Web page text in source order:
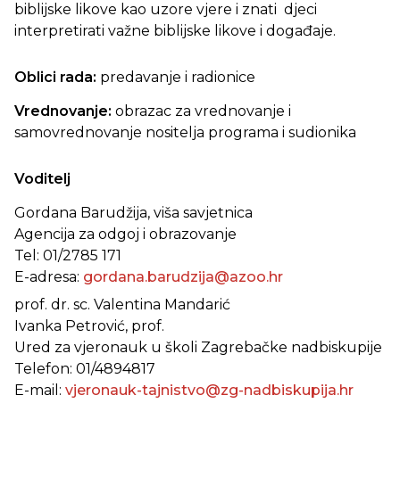
biblijske likove kao uzore vjere i znati djeci
interpretirati važne biblijske likove i događaje.
Oblici rada: predavanje i radionice
Vrednovanje: obrazac za vrednovanje i
samovrednovanje nositelja programa i sudionika
Voditelj
Gordana Barudžija, viša savjetnica
Agencija za odgoj i obrazovanje
Tel: 01/2785 171
E-adresa: gordana.barudzija@azoo.hr
prof. dr. sc. Valentina Mandarić
Ivanka Petrović, prof.
Ured za vjeronauk u školi Zagrebačke nadbiskupije
Telefon: 01/4894817
E-mail: vjeronauk-tajnistvo@zg-nadbiskupija.hr